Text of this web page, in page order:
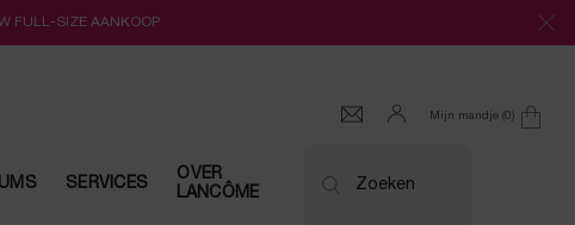
FULL-SIZE AANKOOP
Mijn mandje 0
0 product
SERVICES
OVER
LANCÔME
Zoeken